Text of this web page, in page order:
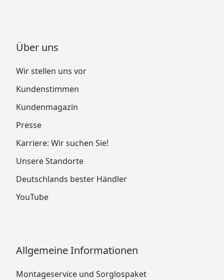
Über uns
Wir stellen uns vor
Kundenstimmen
Kundenmagazin
Presse
Karriere: Wir suchen Sie!
Unsere Standorte
Deutschlands bester Händler
YouTube
Allgemeine Informationen
Montageservice und Sorglospaket